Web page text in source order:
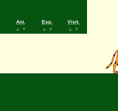
Ani.
▲
▼
Esp.
▲
▼
Visit.
▲
▼